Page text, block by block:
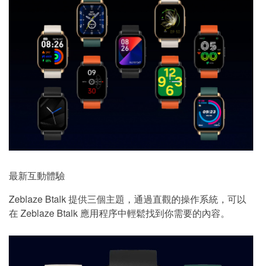
最新互動體驗
Zeblaze Btalk 提供三個主題，通過直觀的操作系統，可以
在 Zeblaze Btalk 應用程序中輕鬆找到你需要的內容。